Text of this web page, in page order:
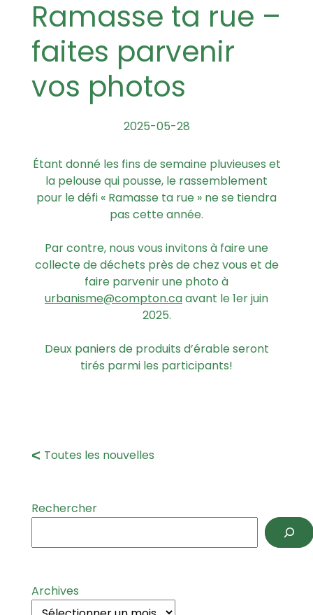
Ramasse ta rue –
faites parvenir
vos photos
2025-05-28
Étant donné les fins de semaine pluvieuses et
la pelouse qui pousse, le rassemblement
pour le défi « Ramasse ta rue » ne se tiendra
pas cette année.
Par contre, nous vous invitons à faire une
collecte de déchets près de chez vous et de
faire parvenir une photo à
urbanisme@compton.caavant le 1er juin
2025.
Deux paniers de produits d’érable seront
tirés parmi les participants!
Toutes les nouvelles
Rechercher
Archives